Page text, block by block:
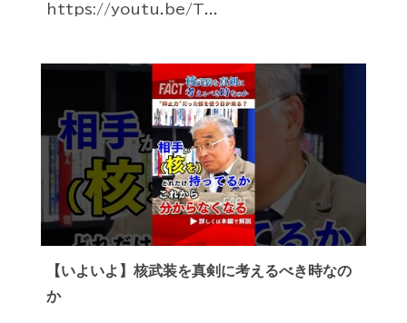
https://youtu.be/T...
【いよいよ】核武装を真剣に考えるべき時なの
か